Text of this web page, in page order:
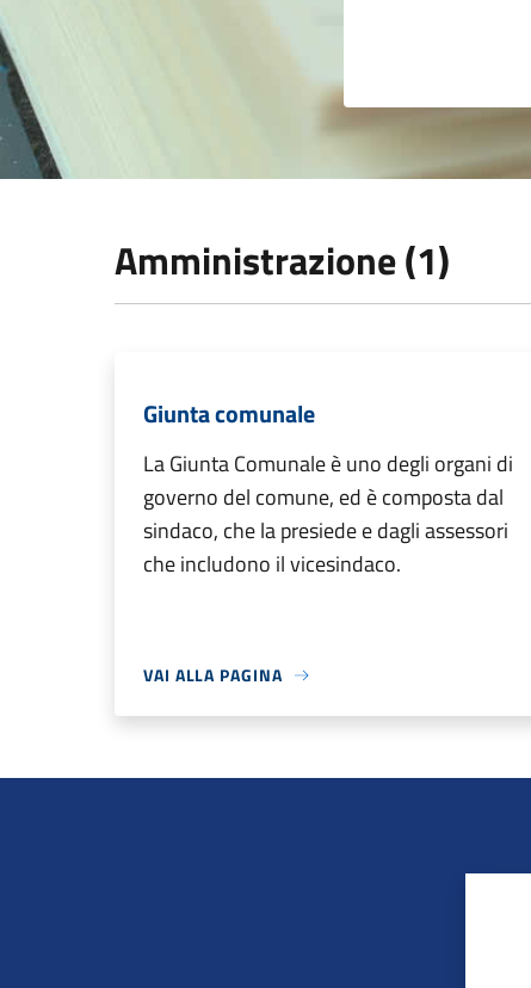
Amministrazione (1)
Giunta comunale
La Giunta Comunale è uno degli organi di
governo del comune, ed è composta dal
sindaco, che la presiede e dagli assessori
che includono il vicesindaco.
VAI ALLA PAGINA